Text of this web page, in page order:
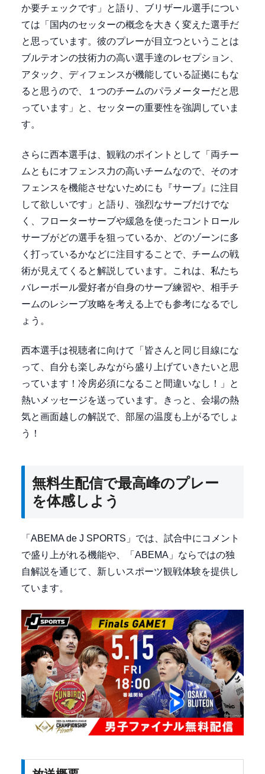
か要チェックです」と語り、ブリザール選手につい
ては「国内のセッターの概念を大きく変えた選手だ
と思っています。彼のプレーが目立つということは
ブルテオンの技術力の高い選手達のレセプション、
アタック、ディフェンスが機能している証拠にもな
ると思うので、１つのチームのパラメーターだと思
っています」と、セッターの重要性を強調していま
す。
さらに西本選手は、観戦のポイントとして「両チー
ムともにオフェンス力の高いチームなので、そのオ
フェンスを機能させないためにも『サーブ』に注目
して欲しいです」と語り、強烈なサーブだけでな
く、フローターサーブや緩急を使ったコントロール
サーブがどの選手を狙っているか、どのゾーンに多
く打っているかなどに注目することで、チームの戦
術が見えてくると解説しています。これは、私たち
バレーボール愛好者が自身のサーブ練習や、相手チ
ームのレシーブ攻略を考える上でも参考になるでし
ょう。
西本選手は視聴者に向けて「皆さんと同じ目線にな
って、自分も楽しみながら盛り上げていきたいと思
っています！冷房必須になること間違いなし！」と
熱いメッセージを送っています。きっと、会場の熱
気と画面越しの解説で、部屋の温度も上がるでしょ
う！
無料生配信で最高峰のプレー
を体感しよう
「ABEMA de J SPORTS」では、試合中にコメント
で盛り上がれる機能や、「ABEMA」ならではの独
自解説を通じて、新しいスポーツ観戦体験を提供し
ています。